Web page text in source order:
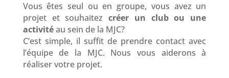
Vous êtes seul ou en groupe, vous avez un
projet et souhaitezcréer un club ou une
activitéau sein de la MJC?
C’est simple, il suffit de prendre contact avec
l’équipe de la MJC. Nous vous aiderons à
réaliser votre projet.